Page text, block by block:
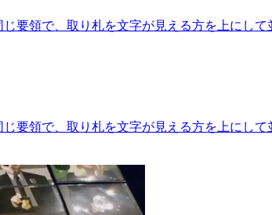
要領で、取り札を文字が見える方を上にし
要領で、取り札を文字が見える方を上にし